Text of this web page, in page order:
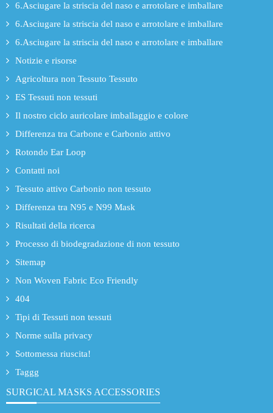
6.Asciugare la striscia del naso e arrotolare e imballare
6.Asciugare la striscia del naso e arrotolare e imballare
6.Asciugare la striscia del naso e arrotolare e imballare
Notizie e risorse
Agricoltura non Tessuto Tessuto
ES Tessuti non tessuti
Il nostro ciclo auricolare imballaggio e colore
Differenza tra Carbone e Carbonio attivo
Rotondo Ear Loop
Contatti noi
Tessuto attivo Carbonio non tessuto
Differenza tra N95 e N99 Mask
Risultati della ricerca
Processo di biodegradazione di non tessuto
Sitemap
Non Woven Fabric Eco Friendly
404
Tipi di Tessuti non tessuti
Norme sulla privacy
Sottomessa riuscita!
Taggg
SURGICAL MASKS ACCESSORIES